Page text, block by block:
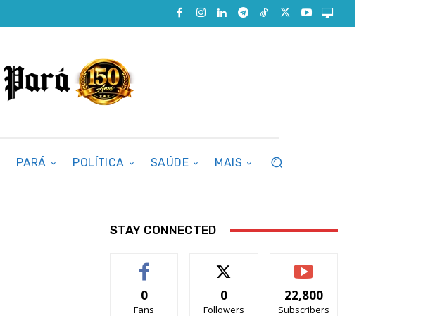
PARÁ POLÍTICA SAÚDE MAIS
STAY CONNECTED
0
Fans
0
Followers
22,800
Subscribers